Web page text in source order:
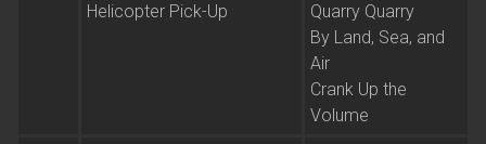
Helicopter Pick-Up
Quarry Quarry
By Land, Sea, and
Air
Crank Up the
Volume